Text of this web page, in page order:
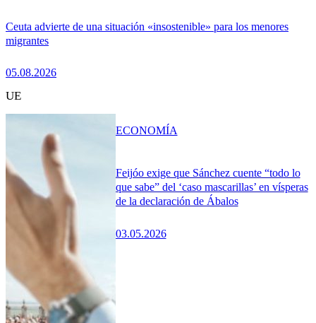
Ceuta advierte de una situación «insostenible» para los menores
migrantes
05.08.2026
UE
Feijóo exige que Sánchez cuente “todo lo
que sabe” del ‘caso mascarillas’ en vísperas
de la declaración de Ábalos
03.05.2026
ECONOMÍA